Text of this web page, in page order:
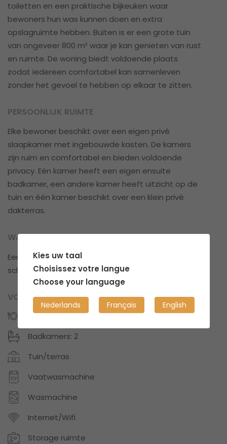
toiletten en een praktische bijkeuken waar
bewoners hun was kunnen doen en extra
opslagruimte hebben. Buiten is er een grote tuin
van ongeveer 800 m² waar je kan genieten van rust
en ruimte. De woning biedt voldoende plaats
zodat iedereen comfortabel kan samenleven
zonder het gevoel te hebben op elkaar te zitten.
PERSOONLIJK RUIMTE
Elke bewoner beschikt over een eigen privé
slaapkamer met ingebouwde kasten. De kamers
zijn ruim en comfortabel en bieden voldoende
privacy. Eén kamer heeft een eigen ensuite
badkamer, een andere kamer heeft uitzicht op de
tuin en één kamer beschikt over een klein privé
dakterras.
WAT KUN JE VERWACHTEN QUA NETHEID
Een gestructureerde, goed georganiseerde en
schone plek.
VOORZIENINGEN
Keukens: 1
Badkamers: 2
Tuin/terras
Vaatwasmachine
Wasmachine
Internet/Wifi
Storage ruimte
Kies uw taal
Choisissez votre langue
Choose your language
Nederlands Français English